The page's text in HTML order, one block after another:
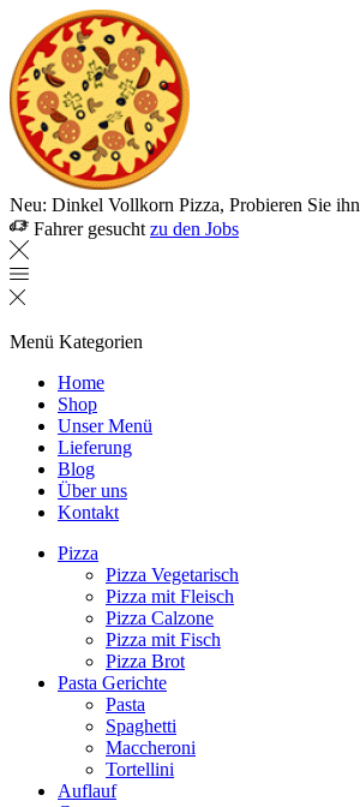
Neu: Dinkel Vollkorn Pizza, Probieren Sie ihn
Fahrer gesucht zu den Jobs
Menü Kategorien
Home
Shop
Unser Menü
Lieferung
Blog
Über uns
Kontakt
Pizza
Pizza Vegetarisch
Pizza mit Fleisch
Pizza Calzone
Pizza mit Fisch
Pizza Brot
Pasta Gerichte
Pasta
Spaghetti
Maccheroni
Tortellini
Auflauf